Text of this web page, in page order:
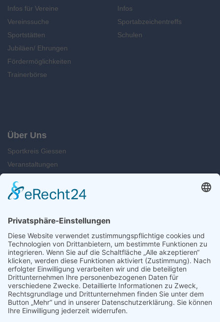
Infos für Vereine
Vereinssuche
Sportstätten
Jubiläen/ Ehrungen
Fördermöglichkeiten
Trainerbörse
Infos
Sportabzeichentreffs
Schulen
Über Uns
Sportkreis Giessen
Veranstaltungen
Kontakt
Öffnungszeiten
Montag u. Dienstag: 09.00 - 13.00 Uhr
Mittwoch: 14.00 - 16.30 Uhr
Freitag: 12.00 - 15.00 Uhr
Kontakt
Telefon: 0641 984 50 89-0
E-Mail: info@sportkreis-giessen.de